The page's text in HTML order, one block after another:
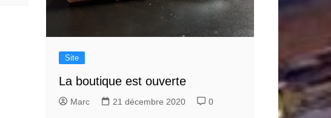
Site
La boutique est ouverte
Marc 21 décembre 2020 0